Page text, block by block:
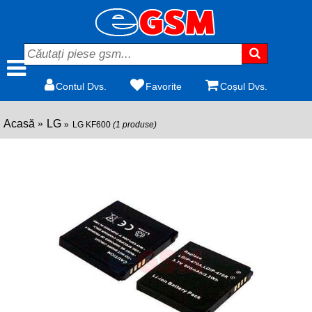
Contul Dvs. Favorite Coșul Dvs.
Acasă LG LG KF600 (1 produse)